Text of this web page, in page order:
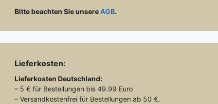
Bitte beachten Sie unsereAGB.
Lieferkosten:
Lieferkosten Deutschland:
– 5 € für Bestellungen bis 49.99 Euro
– Versandkostenfrei für Bestellungen ab 50 €.